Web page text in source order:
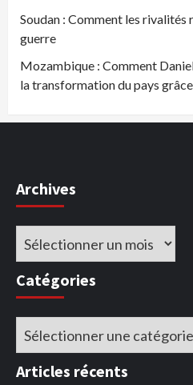
Soudan : Comment les
guerre
Mozambique : Comment
la transformation du pays
Archives
Archives
Catégories
Catégories
Articles récents